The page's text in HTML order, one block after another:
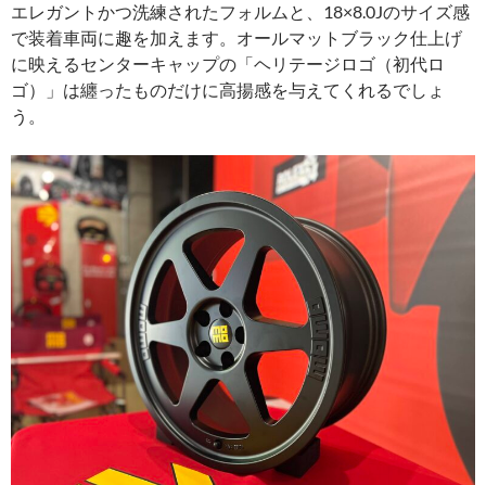
エレガントかつ洗練されたフォルムと、18×8.0Jのサイズ感
で装着車両に趣を加えます。オールマットブラック仕上げ
に映えるセンターキャップの「ヘリテージロゴ（初代ロ
ゴ）」は纏ったものだけに高揚感を与えてくれるでしょ
う。